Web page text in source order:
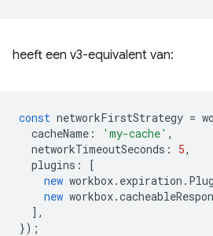
heeft een v3-equivalent van:
const networkFirstStrategy =
cacheName : 'my-cache' ,
networkTimeoutSeconds : 5,
plugins :
[
new workbox. expiration .
new workbox.
],
});